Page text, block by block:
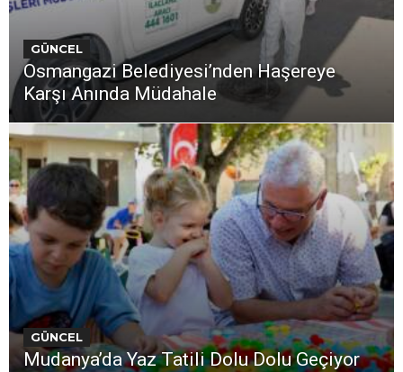
GÜNCEL
Osmangazi Belediyesi’nden Haşereye
Karşı Anında Müdahale
GÜNCEL
Mudanya’da Yaz Tatili Dolu Dolu Geçiyor